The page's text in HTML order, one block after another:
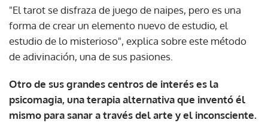
"El tarot se disfraza de juego de naipes, pero es una
forma de crear un elemento nuevo de estudio, el
estudio de lo misterioso", explica sobre este método
de adivinación, una de sus pasiones.
Otro de sus grandes centros de interés es la
psicomagia, una terapia alternativa que inventó él
mismo para sanar a través del arte y el inconsciente.